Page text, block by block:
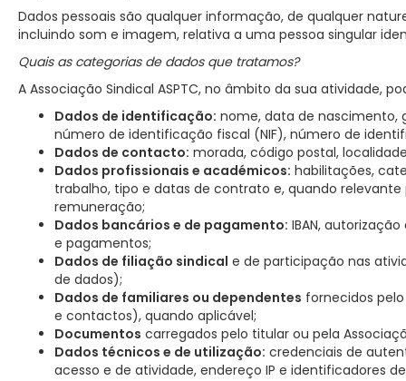
Dados pessoais são qualquer informação, de qualquer
incluindo som e imagem, relativa a uma pessoa singular
Quais as categorias de dados que tratamos?
A Associação Sindical ASPTC, no âmbito da sua atividade,
Dados de identificação: nome, data de nascimento,
número de identificação fiscal (NIF), número de
Dados de contacto: morada, código postal,
Dados profissionais e académicos: habilitações,
trabalho, tipo e datas de contrato e, quando
remuneração;
Dados bancários e de pagamento: IBAN,
e pagamentos;
Dados de filiação sindical e de participação nas
de dados);
Dados de familiares ou dependentes fornecidos
e contactos), quando aplicável;
Documentos carregados pelo titular ou pela
Dados técnicos e de utilização: credenciais de
acesso e de atividade, endereço IP e identificadores